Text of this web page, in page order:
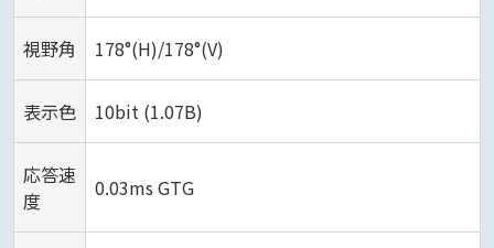
視野角 178°(H)/178°(V)
表示色 10bit (1.07B)
応答速
度
0.03ms GTG